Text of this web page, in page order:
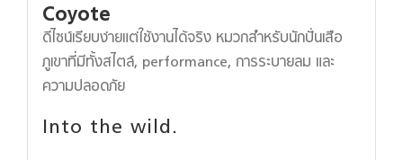
Coyote
ดีไซน์เรียบง่ายแต่ใช้งานได้จริง หมวกสำหรับนักปั่นเสือ
ภูเขาที่มีทั้งสไตล์, performance, การระบายลม และ
ความปลอดภัย
Into the wild.